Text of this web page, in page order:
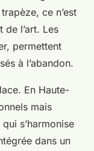
ce n’est
de l’art. Les
permettent
à l’abandon.
En Haute-
mais
s’harmonise
dans un